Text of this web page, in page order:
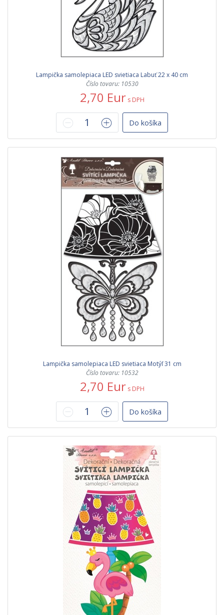
Lampička samolepiaca LED svietiaca Labuť 22 x 40 cm
Číslo tovaru: 10530
2,70 Eur s DPH
Do košíka
Lampička samolepiaca LED svietiaca Motýľ 31 cm
Číslo tovaru: 10532
2,70 Eur s DPH
Do košíka